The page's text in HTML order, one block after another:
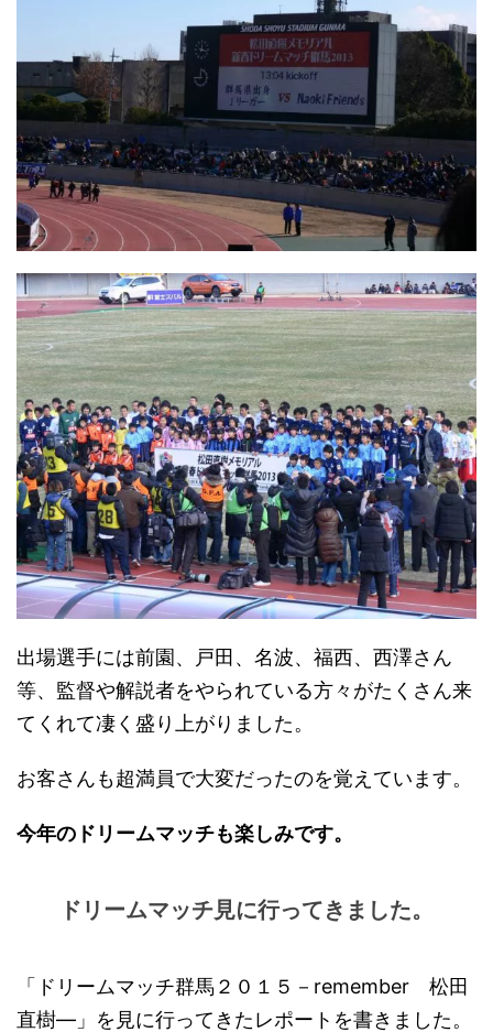
出場選手には前園、戸田、名波、福西、西澤さん
等、監督や解説者をやられている方々がたくさん来
てくれて凄く盛り上がりました。
お客さんも超満員で大変だったのを覚えています。
今年のドリームマッチも楽しみです。
ドリームマッチ見に行ってきました。
「ドリームマッチ群馬２０１５－remember 松田
直樹―」を見に行ってきたレポートを書きました。